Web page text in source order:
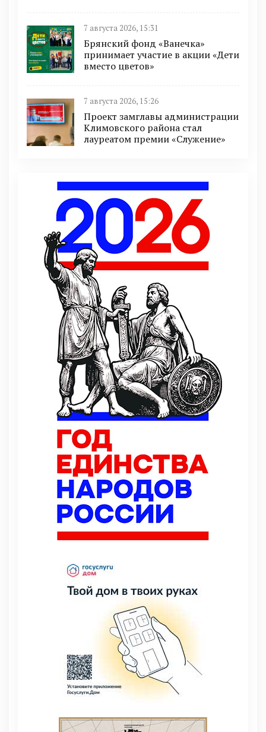
7 августа 2026, 15:31
Брянский фонд «Ванечка»
принимает участие в акции «Дети
вместо цветов»
7 августа 2026, 15:26
Проект замглавы администрации
Климовского района стал
лауреатом премии «Служение»